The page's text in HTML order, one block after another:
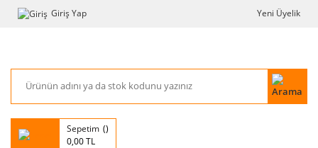
Giriş Yap Yeni Üyelik
Sepetim
0,00 TL